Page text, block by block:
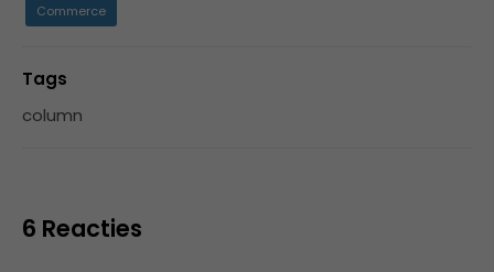
Commerce
Tags
column
6 Reacties